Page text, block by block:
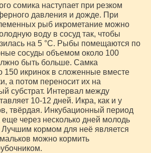
сомика наступает при резком
давления и дожде. При
рыб икрометание можно
воду в сосуд так, чтобы
на 5 °C. Рыбы помещаются по
сосуды объемом около 100
быть больше. Самка
150 икринок в сложенные вместе
а потом переносит их на
субстрат. Интервал между
10-12 дней. Икра, как и у
твёрдая. Инкубационный период
еще через несколько дней молодь
Лучшим кормом для неё является
можно кормить